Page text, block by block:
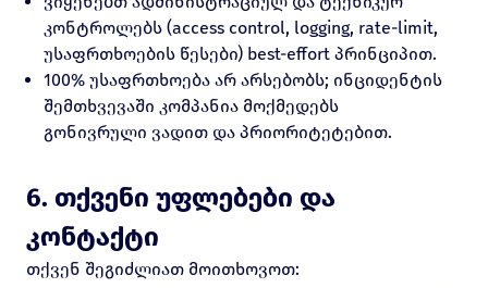
კონტროლებს (access control, logging, rate-limit,
უსაფრთხოების წესები) best-effort პრინციპით.
100% უსაფრთხოება არ არსებობს; ინციდენტის
შემთხვევაში კომპანია მოქმედებს
გონივრული ვადით და პრიორიტეტებით.
6. თქვენი უფლებები და
კონტაქტი
თქვენ შეგიძლიათ მოითხოვოთ: